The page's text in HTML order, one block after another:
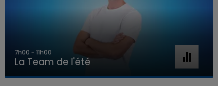
7h00 - 11h00
La Team de l'été